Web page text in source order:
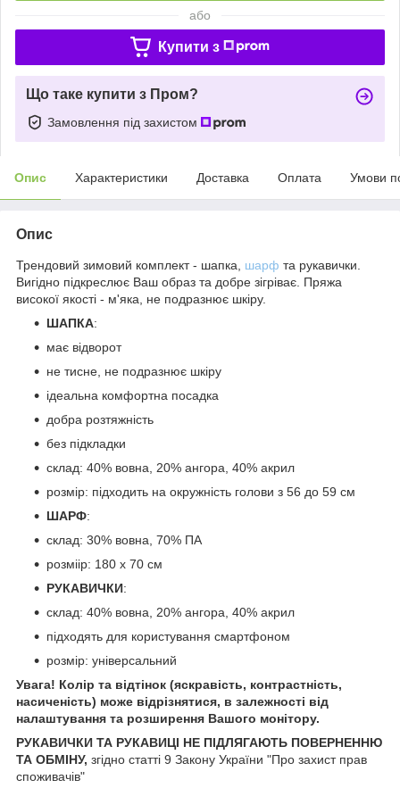
або
Купити з
Що таке купити з Пром?
Замовлення під захистом
Опис Характеристики Доставка Оплата Умови
Опис
Трендовий зимовий комплект - шапка, шарф та рукавички.
Вигідно підкреслює Ваш образ та добре зігріває. Пряжа
високої якості - м'яка, не подразнює шкіру.
ШАПКА:
має відворот
не тисне, не подразнює шкіру
ідеальна комфортна посадка
добра розтяжність
без підкладки
склад: 40% вовна, 20% ангора, 40% акрил
розмір: підходить на окружність голови з 56 до 59 см
ШАРФ:
склад: 30% вовна, 70% ПА
розміір: 180 х 70 см
РУКАВИЧКИ:
склад: 40% вовна, 20% ангора, 40% акрил
підходять для користування смартфоном
розмір: універсальний
Увага! Колір та відтінок (яскравість, контрастність,
насиченість) може відрізнятися, в залежності від
налаштування та розширення Вашого монітору.
РУКАВИЧКИ ТА РУКАВИЦІ НЕ ПІДЛЯГАЮТЬ ПОВЕРНЕННЮ
ТА ОБМІНУ, згідно статті 9 Закону України "Про захист прав
споживачів"